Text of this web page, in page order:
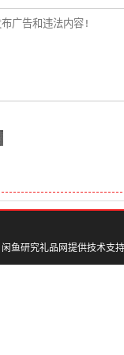
闲鱼研究礼品网提供技术支持